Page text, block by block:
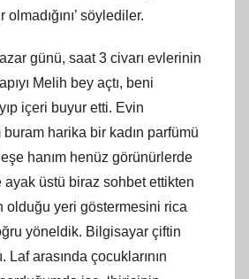
söylediler.
günü, saat 3 civarı evlerinin
Melih bey açtı, beni
içeri buyur etti. Evin
harika bir kadın parfümü
hanım henüz görünürlerde
üstü biraz sohbet ettikten
olduğu yeri göstermesini rica
yöneldik. Bilgisayar çiftin
Laf arasında çocuklarının